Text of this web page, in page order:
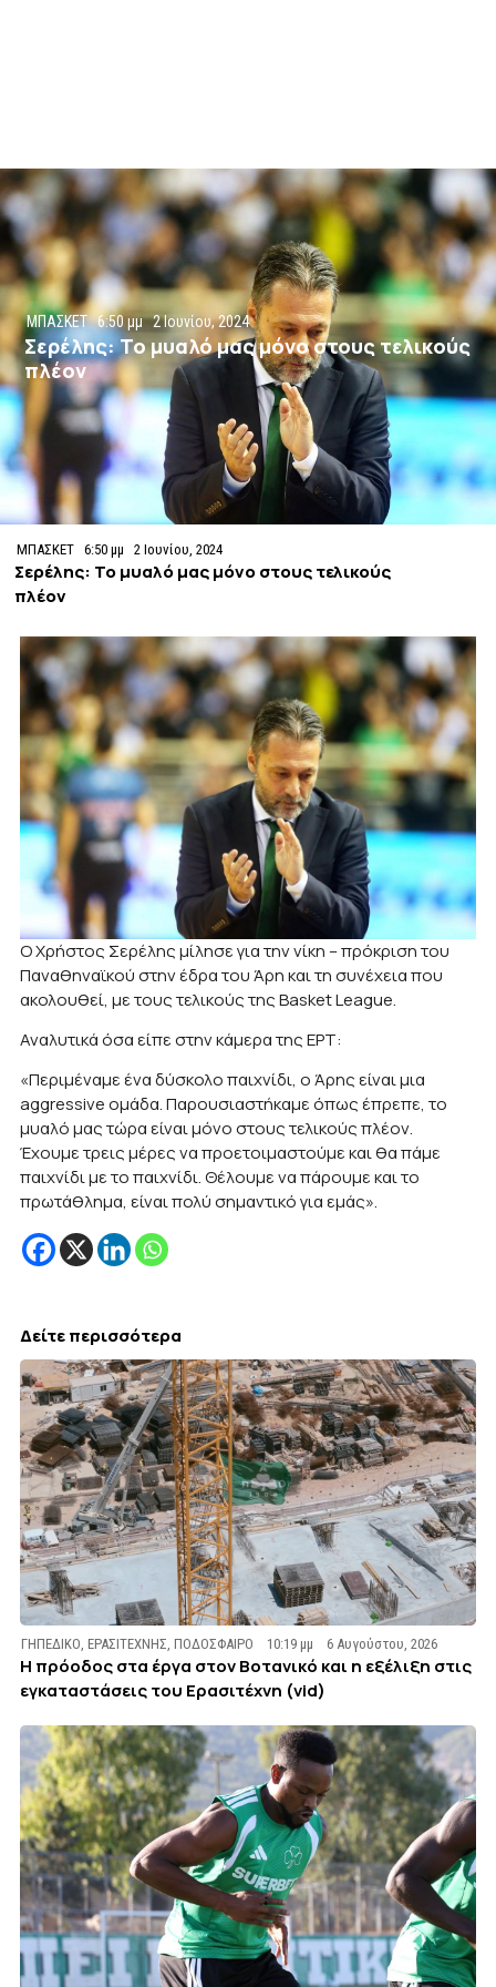
ΜΠΑΣΚΕΤ 6:50 μμ 2 Ιουνίου, 2024
Σερέλης: Το μυαλό μας μόνο στους τελικούς
πλέον
ΜΠΑΣΚΕΤ 6:50 μμ 2 Ιουνίου, 2024
Σερέλης: Το μυαλό μας μόνο στους τελικούς
πλέον
Ο Χρήστος Σερέλης μίλησε για την νίκη – πρόκριση του
Παναθηναϊκού στην έδρα του Άρη και τη συνέχεια που
ακολουθεί, με τους τελικούς της Basket League.
Αναλυτικά όσα είπε στην κάμερα της ΕΡΤ:
«Περιμέναμε ένα δύσκολο παιχνίδι, ο Άρης είναι μια
aggressive ομάδα. Παρουσιαστήκαμε όπως έπρεπε, το
μυαλό μας τώρα είναι μόνο στους τελικούς πλέον.
Έχουμε τρεις μέρες να προετοιμαστούμε και θα πάμε
παιχνίδι με το παιχνίδι. Θέλουμε να πάρουμε και το
πρωτάθλημα, είναι πολύ σημαντικό για εμάς».
Δείτε περισσότερα
ΓΗΠΕΔΙΚΟ ,ΕΡΑΣΙΤΕΧΝΗΣ ,ΠΟΔΟΣΦΑΙΡΟ 10:19 μμ 6 Αυγούστου, 2026
Η πρόοδος στα έργα στον Βοτανικό και η εξέλιξη στις
εγκαταστάσεις του Ερασιτέχνη (vid)